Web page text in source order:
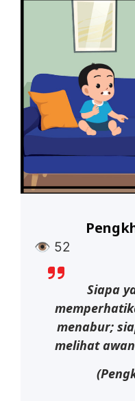
👁 52
Siapa
menabur;
melihat